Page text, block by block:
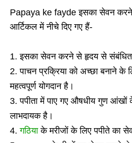
Papaya ke fayde इसका सेवन
आर्टिकल में नीचे दिए गए हैं-
इसका सेवन करने से हृदय से संबंधित
पाचन प्रक्रिया को अच्छा बनाने के
महत्वपूर्ण योगदान है।
पपीता में पाए गए औषधीय गुण आंखों
लाभदायक है।
गठियाके मरीजों के लिए पपीते का